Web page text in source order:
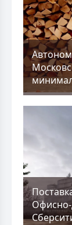
Офисно-